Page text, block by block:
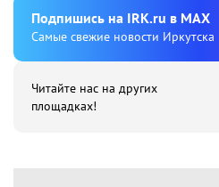
Подпишиcь на IRK.ru в MAX
Cамые свежие новости Иркутска
Читайте нас на других
площадках!